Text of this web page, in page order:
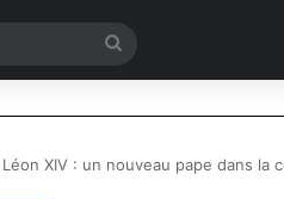
Léon XIV : un nouveau pape dans la